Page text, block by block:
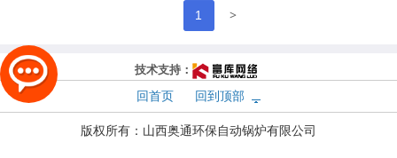
1 >
技术支持：
回首页 回到顶部
版权所有： 山西奥通环保自动锅炉有限公司